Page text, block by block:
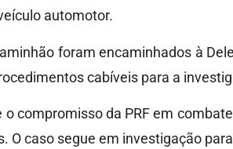
automotor.
foram encaminhados à
cabíveis para a
o compromisso da PRF em
O caso segue em investigação